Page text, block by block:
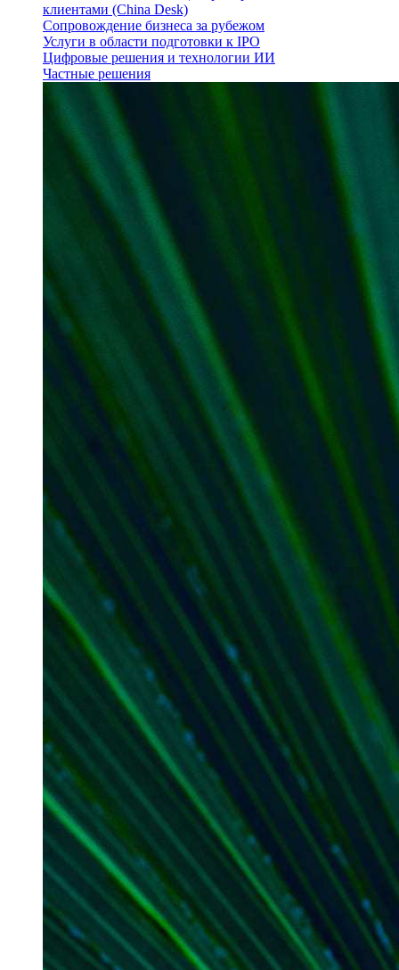
клиентами (China Desk)
Сопровождение бизнеса за рубежом
Услуги в области подготовки к IPO
Цифровые решения и технологии ИИ
Частные решения